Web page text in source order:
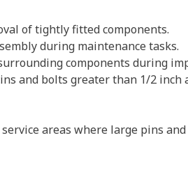
of tightly fitted components.
during maintenance tasks.
components during
and bolts greater than 1/2 inch
areas where large pins